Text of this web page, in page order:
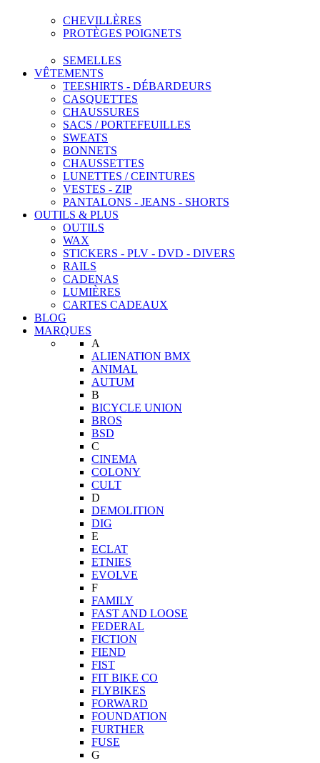
CHEVILLÈRES
PROTÈGES POIGNETS
SEMELLES
VÊTEMENTS
TEESHIRTS - DÉBARDEURS
CASQUETTES
CHAUSSURES
SACS / PORTEFEUILLES
SWEATS
BONNETS
CHAUSSETTES
LUNETTES / CEINTURES
VESTES - ZIP
PANTALONS - JEANS - SHORTS
OUTILS & PLUS
OUTILS
WAX
STICKERS - PLV - DVD - DIVERS
RAILS
CADENAS
LUMIÈRES
CARTES CADEAUX
BLOG
MARQUES
A
ALIENATION BMX
ANIMAL
AUTUM
B
BICYCLE UNION
BROS
BSD
C
CINEMA
COLONY
CULT
D
DEMOLITION
DIG
E
ECLAT
ETNIES
EVOLVE
F
FAMILY
FAST AND LOOSE
FEDERAL
FICTION
FIEND
FIST
FIT BIKE CO
FLYBIKES
FORWARD
FOUNDATION
FURTHER
FUSE
G